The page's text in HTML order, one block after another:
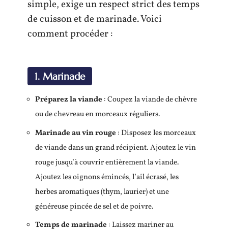
simple, exige un respect strict des temps
de cuisson et de marinade. Voici
comment procéder :
1. Marinade
Préparez la viande : Coupez la viande de chèvre
ou de chevreau en morceaux réguliers.
Marinade au vin rouge : Disposez les morceaux
de viande dans un grand récipient. Ajoutez le vin
rouge jusqu’à couvrir entièrement la viande.
Ajoutez les oignons émincés, l’ail écrasé, les
herbes aromatiques (thym, laurier) et une
généreuse pincée de sel et de poivre.
Temps de marinade : Laissez mariner au